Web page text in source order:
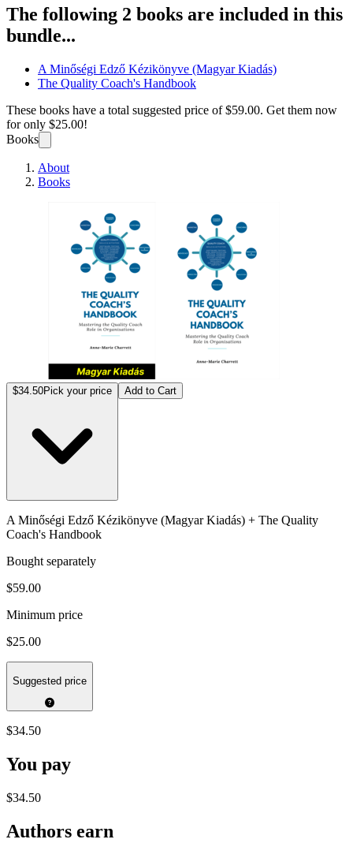
The following 2 books are included in this
bundle...
A Minőségi Edző Kézikönyve (Magyar Kiadás)
The Quality Coach's Handbook
These books have a total suggested price of$59.00. Get them now
for only $25.00!
Books
About
Books
$34.50Pick your price Add to Cart
A Minőségi Edző Kézikönyve (Magyar Kiadás) + The Quality
Coach's Handbook
Bought separately
$59.00
Minimum price
$25.00
Suggested price
$34.50
You pay
$34.50
Authors earn